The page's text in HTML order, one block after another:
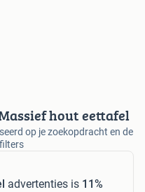
hout eettafel
op je zoekopdracht en de
advertenties is 11%